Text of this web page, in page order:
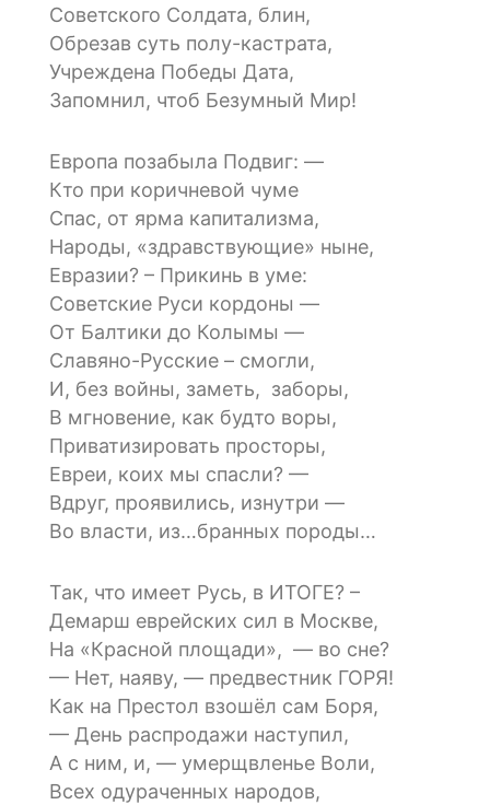
Советского Солдата, блин,
Обрезав суть полу-кастрата,
Учреждена Победы Дата,
Запомнил, чтоб Безумный Мир!
Европа позабыла Подвиг: —
Кто при коричневой чуме
Спас, от ярма капитализма,
Народы, «здравствующие» ныне,
Евразии? – Прикинь в уме:
Советские Руси кордоны —
От Балтики до Колымы —
Славяно-Русские – смогли,
И, без войны, заметь, заборы,
В мгновение, как будто воры,
Приватизировать просторы,
Евреи, коих мы спасли? —
Вдруг, проявились, изнутри —
Во власти, из…бранных породы…
Так, что имеет Русь, в ИТОГЕ? –
Демарш еврейских сил в Москве,
На «Красной площади», — во сне?
— Нет, наяву, — предвестник ГОРЯ!
Как на Престол взошёл сам Боря,
— День распродажи наступил,
А с ним, и, — умерщвленье Воли,
Всех одураченных народов,